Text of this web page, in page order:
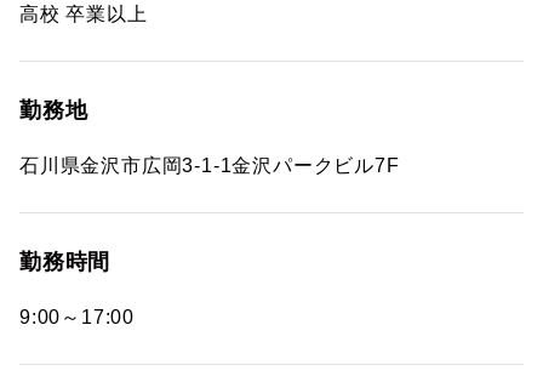
高校 卒業以上
勤務地
石川県金沢市広岡3-1-1金沢パークビル7F
勤務時間
9:00～17:00